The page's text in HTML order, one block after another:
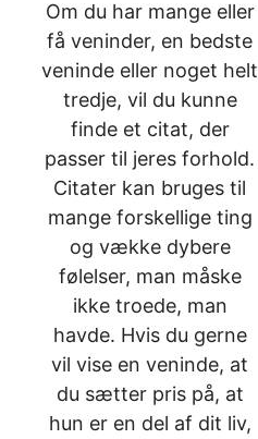
Om du har mange eller
få veninder, en bedste
veninde eller noget helt
tredje, vil du kunne
finde et citat, der
passer til jeres forhold.
Citater kan bruges til
mange forskellige ting
og vække dybere
følelser, man måske
ikke troede, man
havde. Hvis du gerne
vil vise en veninde, at
du sætter pris på, at
hun er en del af dit liv,